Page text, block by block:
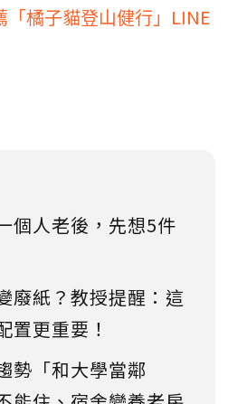
橘子貓登山健行」LINE
個人老後，先想5件
廢紙？教授提醒：這
置更重要！
勢「和大學當鄰